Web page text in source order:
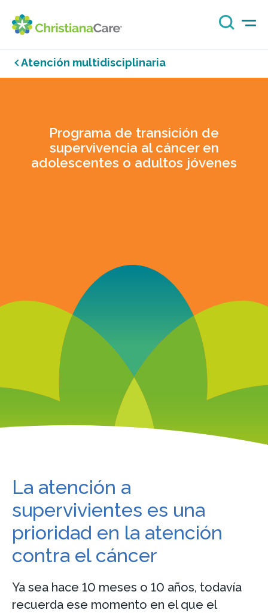
Atención multidisciplinaria
Programa de transición de
supervivencia al cáncer en
adolescentes o adultos jóvenes
La atención a
supervivientes es una
prioridad en la atención
contra el cáncer
Ya sea hace 10 meses o 10 años, todavía
recuerda ese momento en el que el